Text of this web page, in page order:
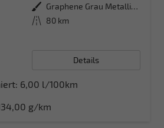
Außenfarbe
Graphene Grau Metallic (R6)
Kilometerstand 80 km
Details
6,00 l/100km
g/km